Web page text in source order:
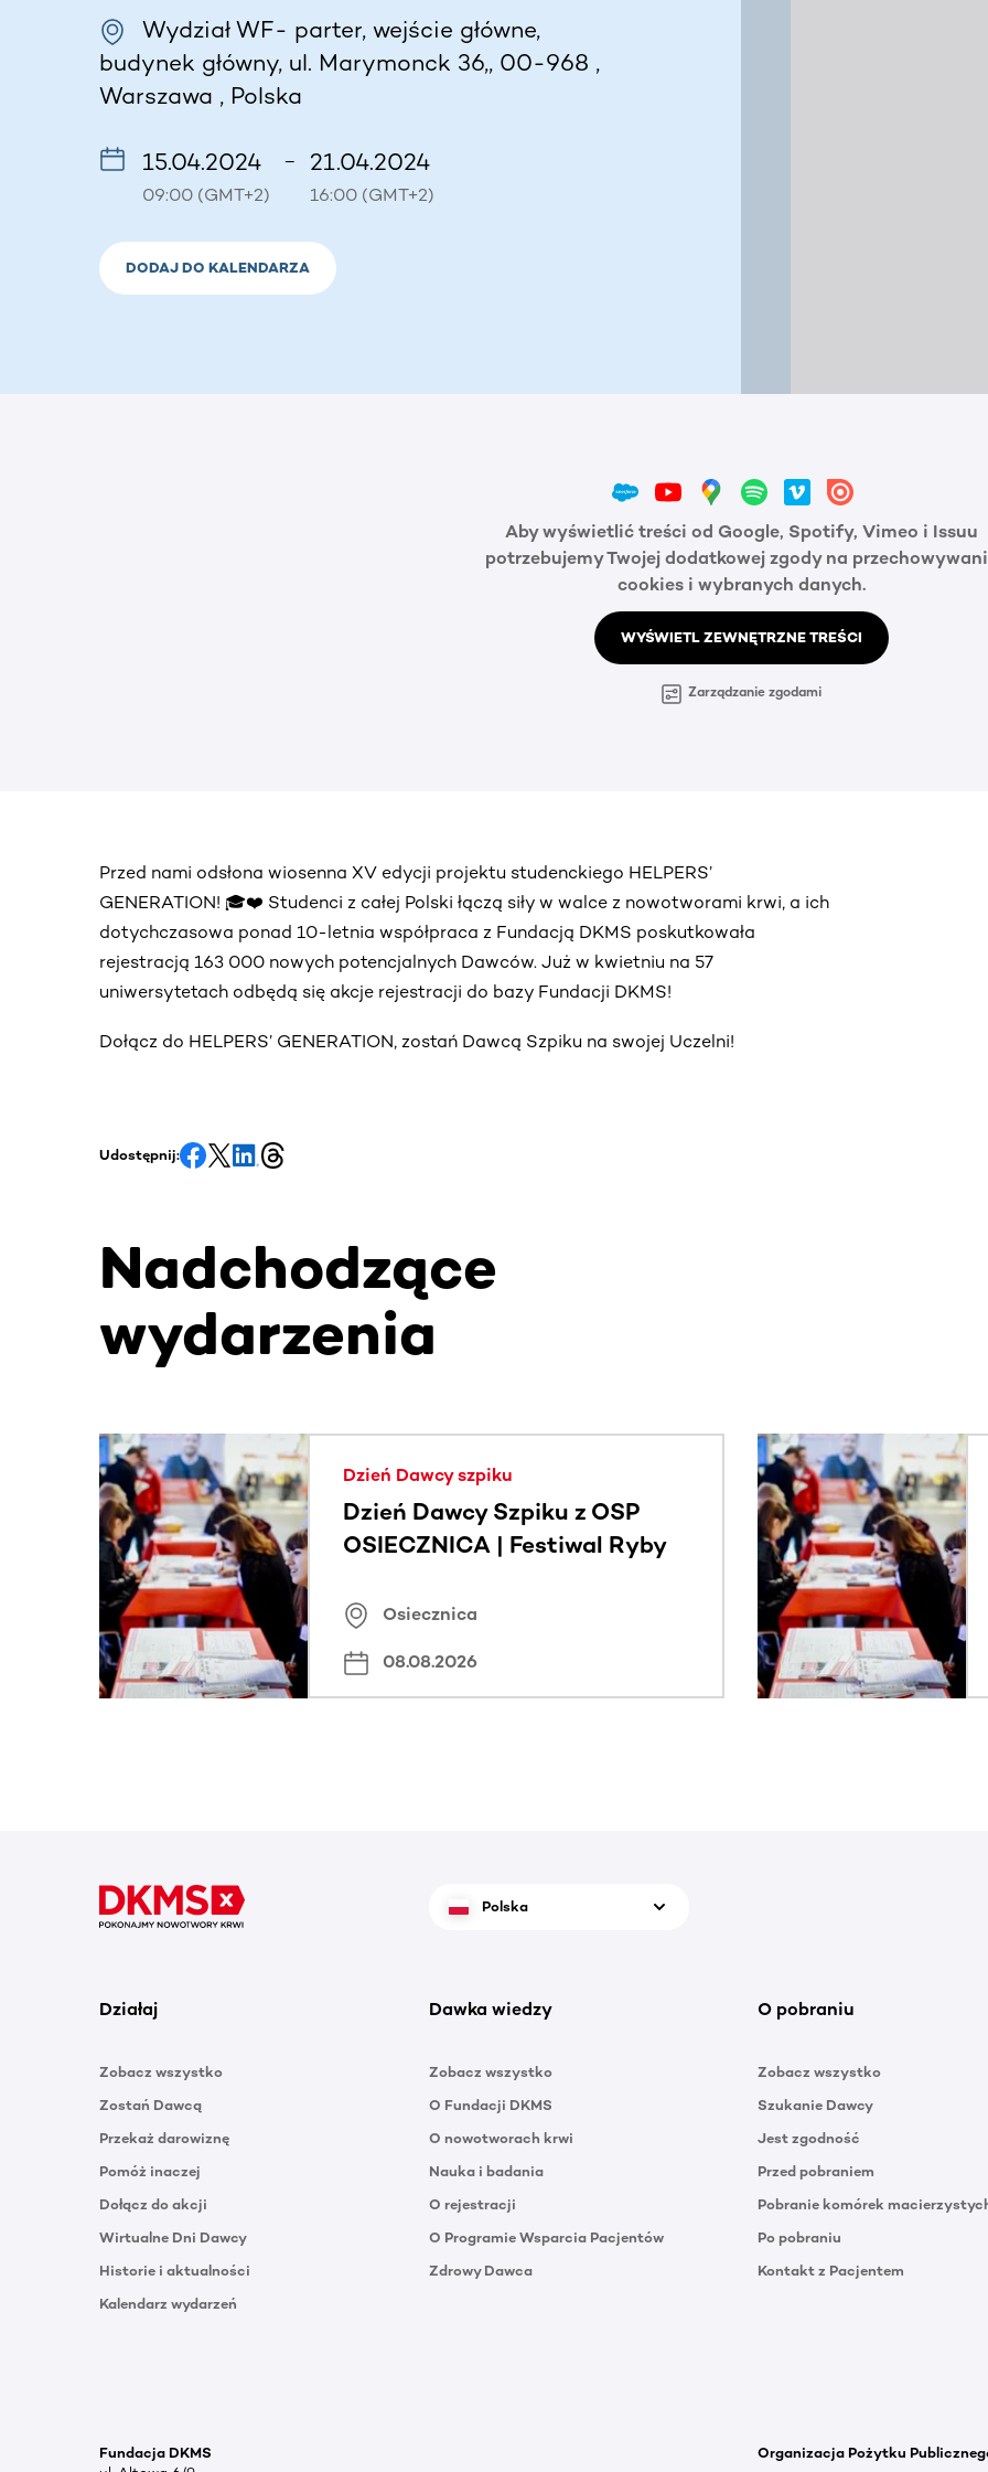
Wydział WF- parter, wejście główne,
budynek główny, ul. Marymonck 36,, 00-968 ,
Warszawa , Polska
15.04.2024
09:00 (GMT+2)
– 21.04.2024
16:00 (GMT+2)
DODAJ DO KALENDARZA
Aby wyświetlić treści od Google, Spotify, Vimeo i Issuu
potrzebujemy Twojej dodatkowej zgody na
cookies i wybranych danych.
WYŚWIETL ZEWNĘTRZNE TREŚCI
Zarządzanie zgodami
Przed nami odsłona wiosenna XV edycji projektu studenckiego HELPERS’
GENERATION! 🎓❤️ Studenci z całej Polski łączą siły w walce z nowotworami krwi, a ich
dotychczasowa ponad 10-letnia współpraca z Fundacją DKMS poskutkowała
rejestracją 163 000 nowych potencjalnych Dawców. Już w kwietniu na 57
uniwersytetach odbędą się akcje rejestracji do bazy Fundacji DKMS!
Dołącz do HELPERS’ GENERATION, zostań Dawcą Szpiku na swojej Uczelni!
Udostępnij:
Nadchodzące
wydarzenia
Ta sekcja zawiera treści przewijane w poziomie. Użyj klawisza Tab lub przesuń palcem, aby zobaczyć
Dzień Dawcy szpiku
Dzień Dawcy Szpiku z OSP
OSIECZNICA | Festiwal Ryby
Osiecznica
08.08.2026
Polska
Działaj
Zobacz wszystko
Zostań Dawcą
Przekaż darowiznę
Pomóż inaczej
Dołącz do akcji
Wirtualne Dni Dawcy
Historie i aktualności
Kalendarz wydarzeń
Dawka wiedzy
Zobacz wszystko
O Fundacji DKMS
O nowotworach krwi
Nauka i badania
O rejestracji
O Programie Wsparcia Pacjentów
Zdrowy Dawca
O pobraniu
Zobacz wszystko
Szukanie Dawcy
Jest zgodność
Przed pobraniem
Pobranie komórek
Po pobraniu
Kontakt z Pacjentem
Fundacja DKMS
Organizacja Pożytku